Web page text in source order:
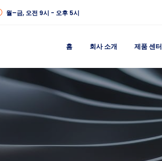
월–금, 오전 9시 - 오후 5시
홈 회사 소개 제품 센터